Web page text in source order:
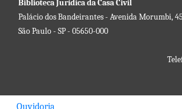
Biblioteca Jurídica da Casa Civil
Palácio dos Bandeirantes - Avenida Morumbi,
São Paulo - SP - 05650-000
Ouvidoria